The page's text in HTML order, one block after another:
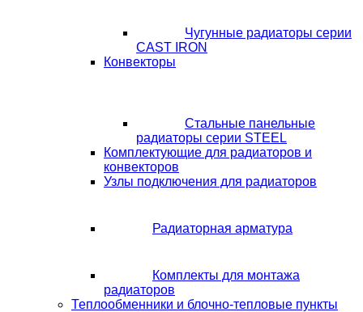
Чугунные радиаторы серии
CAST IRON
Конвекторы
Стальные панельные
радиаторы серии STEEL
Комплектующие для радиаторов и
конвекторов
Узлы подключения для радиаторов
Радиаторная арматура
Комплекты для монтажа
радиаторов
Теплообменники и блочно-тепловые пункты